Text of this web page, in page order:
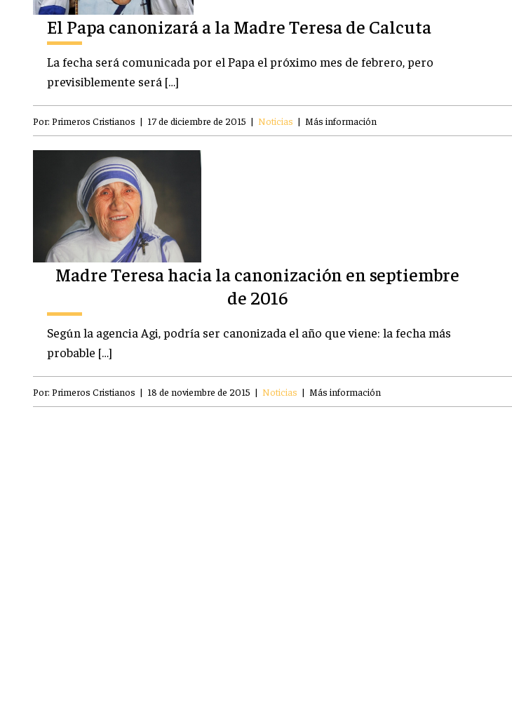
El Papa canonizará a la Madre Teresa de Calcuta
La fecha será comunicada por el Papa el próximo mes de febrero, pero
previsiblemente será […]
Por: Primeros Cristianos | 17 de diciembre de 2015 | Noticias | Más información
Madre Teresa hacia la canonización en septiembre
de 2016
Según la agencia Agi, podría ser canonizada el año que viene: la fecha más
probable […]
Por: Primeros Cristianos | 18 de noviembre de 2015 | Noticias | Más información